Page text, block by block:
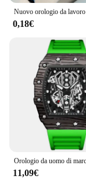
0,18€
11,09€